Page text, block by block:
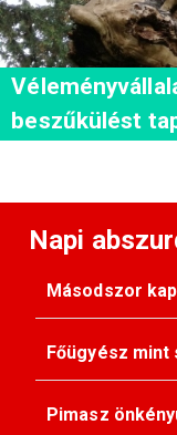
beszűkülést
Napi
Másodszor
Főügyész
Pimasz